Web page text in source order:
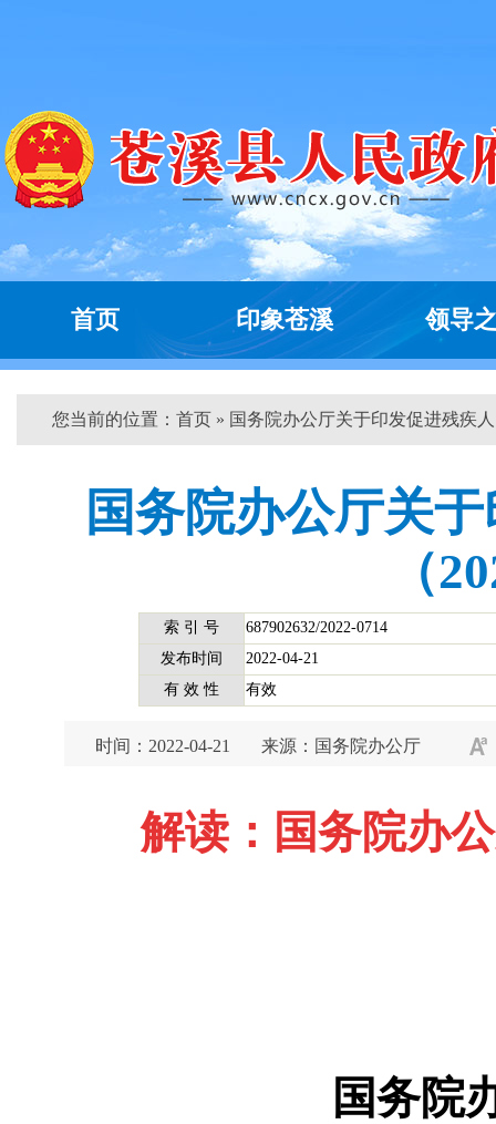
首页 印象苍溪 领导
您当前的位置： 首页 » 国务院办公厅关于印发促进残疾
国务院办公厅关
（
索 引 号
687902632/2022-0714
发布时间
2022-04-21
有 效 性
有效
时间：2022-04-21 来源：国务院办公厅
解读：国务院办
国务院